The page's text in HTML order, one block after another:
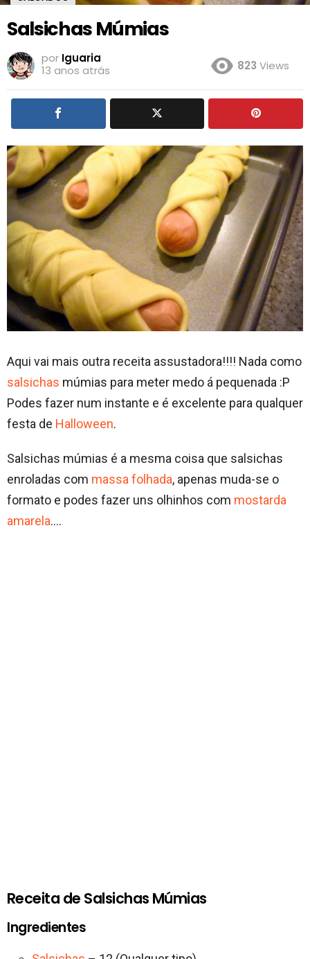
Salsichas Múmias
por Iguaria
13 anos atrás
823 Views
Aqui vai mais outra receita assustadora!!!! Nada como
salsichas múmias para meter medo á pequenada :P
Podes fazer num instante e é excelente para qualquer
festa de Halloween.
Salsichas múmias é a mesma coisa que salsichas
enroladas com massa folhada, apenas muda-se o
formato e podes fazer uns olhinhos com mostarda
amarela….
Receita de Salsichas Múmias
Ingredientes